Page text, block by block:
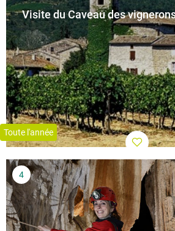
Visite du Caveau des
Toute l'année